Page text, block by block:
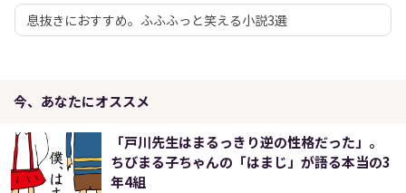
息抜きにおすすめ。ふふふっと笑える小説3選
今、あなたにオススメ
「戸川先生はまるっきり逆の性格だった」。
ちびまる子ちゃんの「はまじ」が語る本当の3
年4組